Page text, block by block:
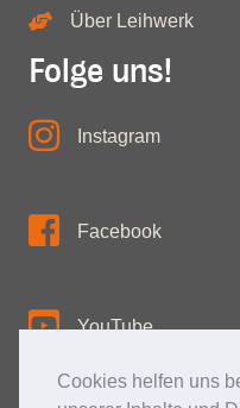
Cookies helfen uns
Über Leihwerk
Folge uns!
Instagram
Facebook
YouTube